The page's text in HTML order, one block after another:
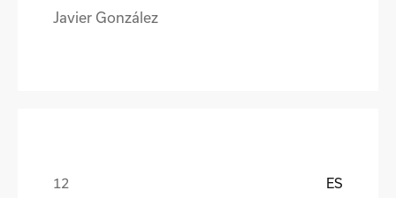
Javier González
ES